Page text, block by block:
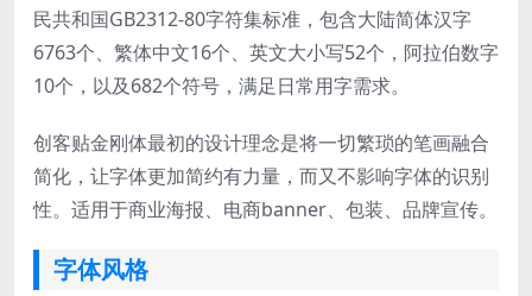
民共和国GB2312-80字符集标准，包含大陆简体汉字
6763个、繁体中文16个、英文大小写52个，阿拉伯数字
10个，以及682个符号，满足日常用字需求。
创客贴金刚体最初的设计理念是将一切繁琐的笔画融合
简化，让字体更加简约有力量，而又不影响字体的识别
性。适用于商业海报、电商banner、包装、品牌宣传。
字体风格